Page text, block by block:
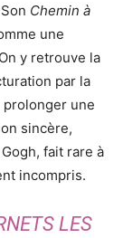
Chemin à
une
y retrouve la
par la
prolonger une
sincère,
fait rare à
incompris.
LES